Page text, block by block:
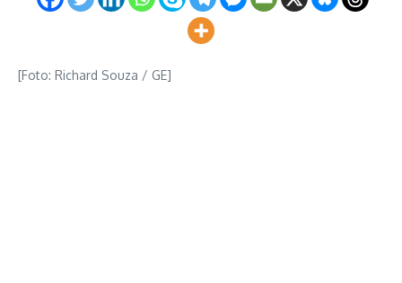
[Foto: Richard Souza / GE]